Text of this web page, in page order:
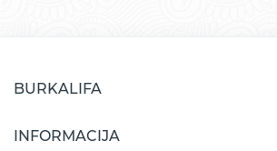
BURKALIFA
INFORMACIJA